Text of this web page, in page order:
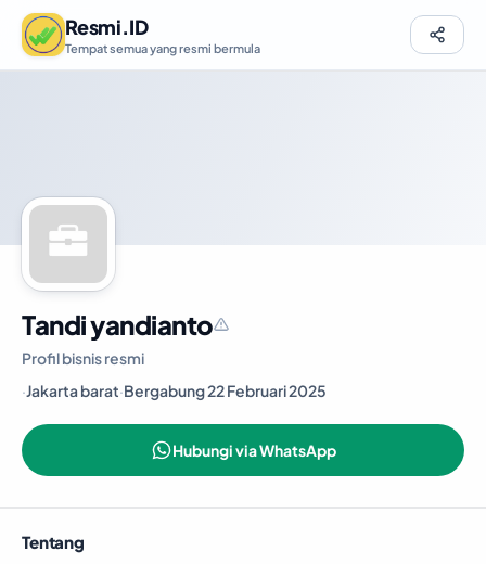
Resmi.ID
Tempat semua yang resmi bermula
Tandi yandianto
Profil bisnis resmi
·Jakarta barat·Bergabung 22 Februari 2025
Hubungi via WhatsApp
Tentang